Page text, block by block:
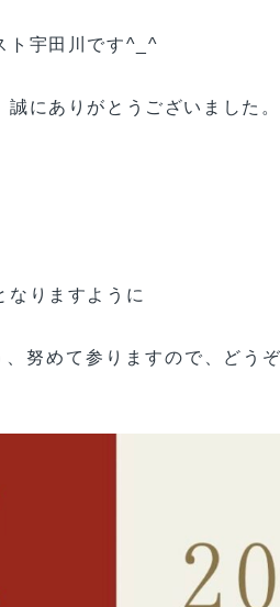
ト宇田川です^_^
にありがとうございました。
なりますように
努めて参りますので、どう